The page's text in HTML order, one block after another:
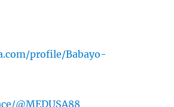
profile/Babayo-
@MEDUSA88